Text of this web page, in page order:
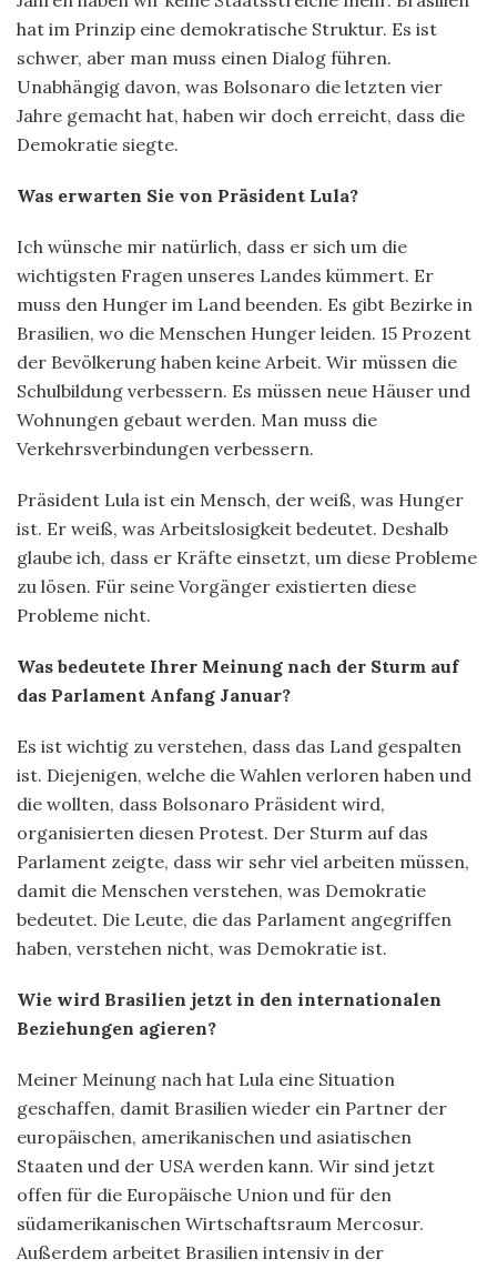
hat im Prinzip eine demokratische Struktur. Es ist
schwer, aber man muss einen Dialog führen.
Unabhängig davon, was Bolsonaro die letzten vier
Jahre gemacht hat, haben wir doch erreicht, dass die
Demokratie siegte.
Was erwarten Sie von Präsident Lula?
Ich wünsche mir natürlich, dass er sich um die
wichtigsten Fragen unseres Landes kümmert. Er
muss den Hunger im Land beenden. Es gibt Bezirke in
Brasilien, wo die Menschen Hunger leiden. 15 Prozent
der Bevölkerung haben keine Arbeit. Wir müssen die
Schulbildung verbessern. Es müssen neue Häuser und
Wohnungen gebaut werden. Man muss die
Verkehrsverbindungen verbessern.
Präsident Lula ist ein Mensch, der weiß, was Hunger
ist. Er weiß, was Arbeitslosigkeit bedeutet. Deshalb
glaube ich, dass er Kräfte einsetzt, um diese Probleme
zu lösen. Für seine Vorgänger existierten diese
Probleme nicht.
Was bedeutete Ihrer Meinung nach der Sturm auf
das Parlament Anfang Januar?
Es ist wichtig zu verstehen, dass das Land gespalten
ist. Diejenigen, welche die Wahlen verloren haben und
die wollten, dass Bolsonaro Präsident wird,
organisierten diesen Protest. Der Sturm auf das
Parlament zeigte, dass wir sehr viel arbeiten müssen,
damit die Menschen verstehen, was Demokratie
bedeutet. Die Leute, die das Parlament angegriffen
haben, verstehen nicht, was Demokratie ist.
Wie wird Brasilien jetzt in den internationalen
Beziehungen agieren?
Meiner Meinung nach hat Lula eine Situation
geschaffen, damit Brasilien wieder ein Partner der
europäischen, amerikanischen und asiatischen
Staaten und der USA werden kann. Wir sind jetzt
offen für die Europäische Union und für den
südamerikanischen Wirtschaftsraum Mercosur.
Außerdem arbeitet Brasilien intensiv in der